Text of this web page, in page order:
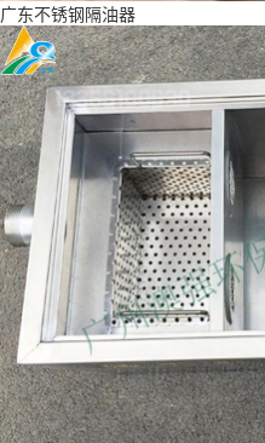
广东不锈钢隔油器